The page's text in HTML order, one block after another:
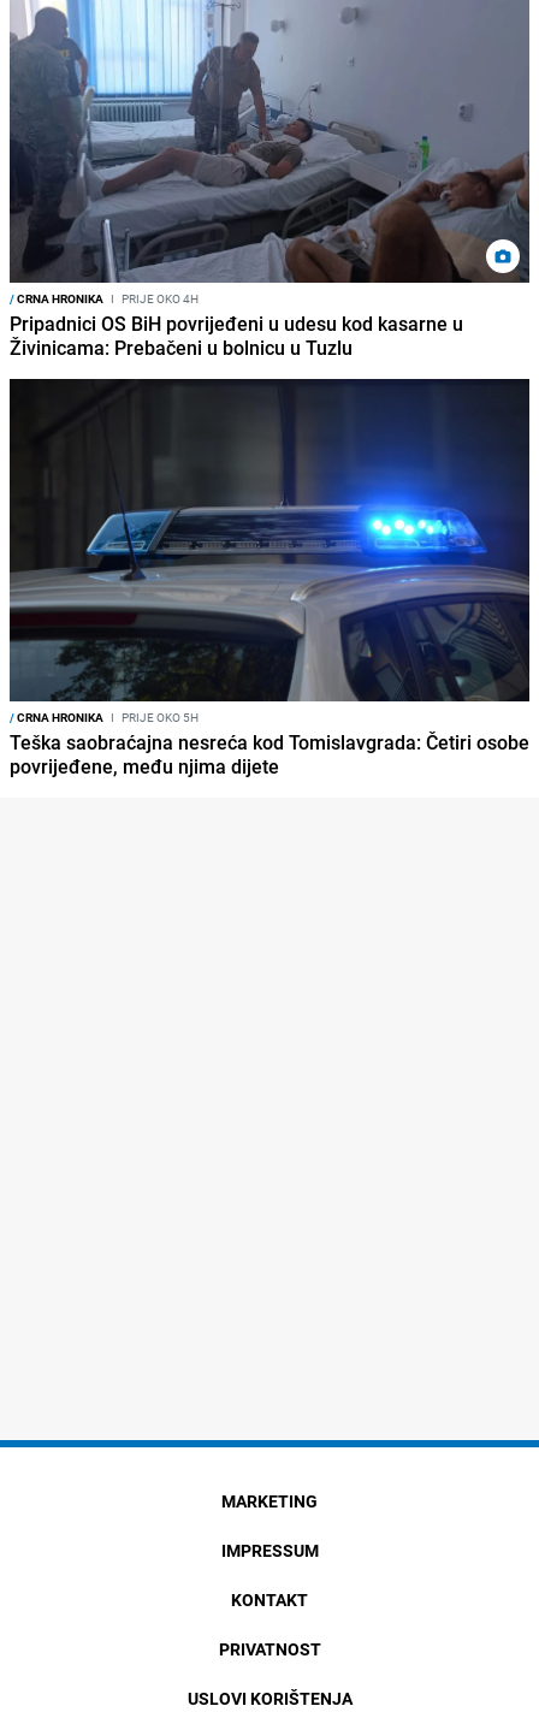
/CRNA HRONIKA I PRIJE OKO 4H
Pripadnici OS BiH povrijeđeni u udesu kod kasarne u
Živinicama: Prebačeni u bolnicu u Tuzlu
/CRNA HRONIKA I PRIJE OKO 5H
Teška saobraćajna nesreća kod Tomislavgrada: Četiri osobe
povrijeđene, među njima dijete
MARKETING
IMPRESSUM
KONTAKT
PRIVATNOST
USLOVI KORIŠTENJA